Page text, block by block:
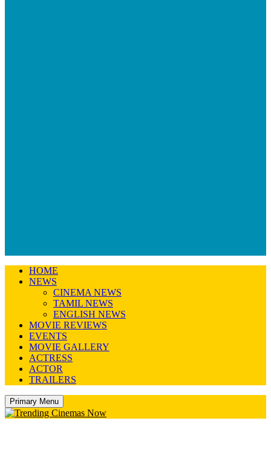
HOME
NEWS
CINEMA NEWS
TAMIL NEWS
ENGLISH NEWS
MOVIE REVIEWS
EVENTS
MOVIE GALLERY
ACTRESS
ACTOR
TRAILERS
Primary Menu